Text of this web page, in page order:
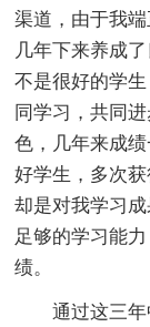
渠道，由于我
几年下来养成
不是很好的学
同学习，共同
色，几年来成
好学生，多次
却是对我学习
足够的学习能
绩。
通过这三